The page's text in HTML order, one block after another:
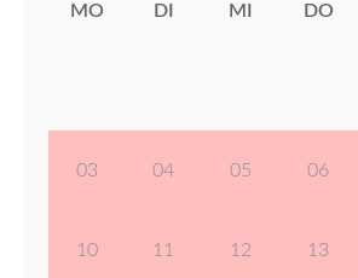
MO DI MI DO
03 04 05 06
10 11 12 13